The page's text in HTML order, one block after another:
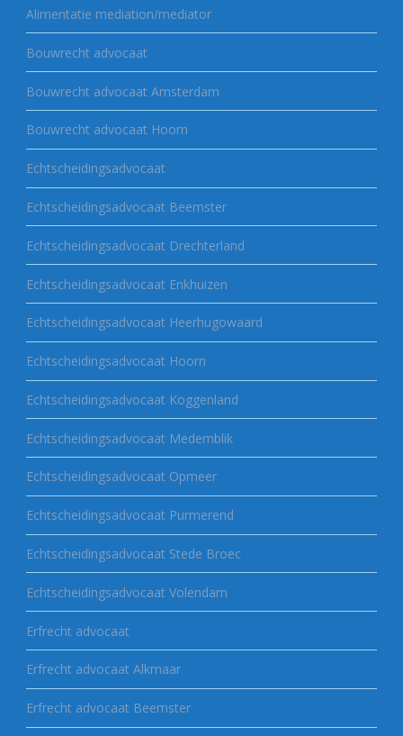
Alimentatie mediation/mediator
Bouwrecht advocaat
Bouwrecht advocaat Amsterdam
Bouwrecht advocaat Hoorn
Echtscheidingsadvocaat
Echtscheidingsadvocaat Beemster
Echtscheidingsadvocaat Drechterland
Echtscheidingsadvocaat Enkhuizen
Echtscheidingsadvocaat Heerhugowaard
Echtscheidingsadvocaat Hoorn
Echtscheidingsadvocaat Koggenland
Echtscheidingsadvocaat Medemblik
Echtscheidingsadvocaat Opmeer
Echtscheidingsadvocaat Purmerend
Echtscheidingsadvocaat Stede Broec
Echtscheidingsadvocaat Volendam
Erfrecht advocaat
Erfrecht advocaat Alkmaar
Erfrecht advocaat Beemster